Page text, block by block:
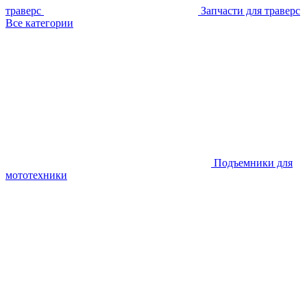
траверс
Запчасти для траверс
Все категории
Подъемники для
мототехники